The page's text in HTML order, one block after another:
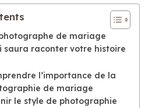
de mariage
saura raconter votre histoire
l’importance de la
de mariage
le style de photographie